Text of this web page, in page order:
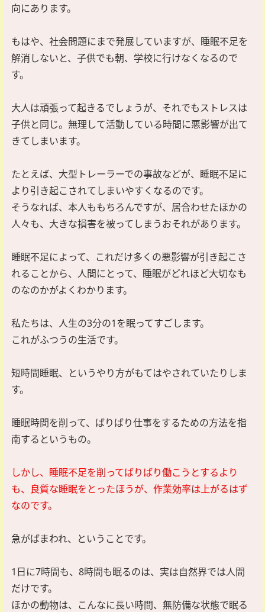
向にあります。
もはや、社会問題にまで発展していますが、睡眠不足を
解消しないと、子供でも朝、学校に行けなくなるので
す。
大人は頑張って起きるでしょうが、それでもストレスは
子供と同じ。無理して活動している時間に悪影響が出て
きてしまいます。
たとえば、大型トレーラーでの事故などが、睡眠不足に
より引き起こされてしまいやすくなるのです。
そうなれば、本人ももちろんですが、居合わせたほかの
人々も、大きな損害を被ってしまうおそれがあります。
睡眠不足によって、これだけ多くの悪影響が引き起こさ
れることから、人間にとって、睡眠がどれほど大切なも
のなのかがよくわかります。
私たちは、人生の3分の1を眠ってすごします。
これがふつうの生活です。
短時間睡眠、というやり方がもてはやされていたりしま
す。
睡眠時間を削って、ばりばり仕事をするための方法を指
南するというもの。
しかし、睡眠不足を削ってばりばり働こうとするより
も、良質な睡眠をとったほうが、作業効率は上がるはず
なのです。
急がばまわれ、ということです。
1日に7時間も、8時間も眠るのは、実は自然界では人間
だけです。
ほかの動物は、こんなに長い時間、無防備な状態で眠る